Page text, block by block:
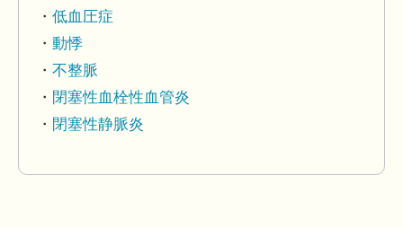
低血圧症
動悸
不整脈
閉塞性血栓性血管炎
閉塞性静脈炎